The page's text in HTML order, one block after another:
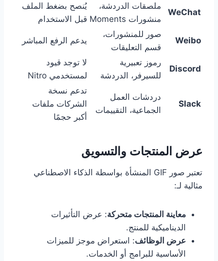
WeChat
ملصقات الدردشة،
منشورات Moments
يُنصح بضغط الملف
قبل الاستخدام
Weibo
صور للمنشورات،
قسم التعليقات
يدعم الرفع المباشر
Discord
رموز تعبيرية
للسيرفر، الدردشة
لا توجد قيود
لمستخدمي Nitro
Slack
دردشات العمل
الجماعية، التقييمات
تدعم نسخة
الشركات ملفات
أكبر حجمًا
عرض المنتجات والتسويق
تعتبر صور GIF المنشأة بواسطة الذكاء الاصطناعي
مثالية لـ:
معاينة المنتجات متحركة: عرض التأثيرات
الديناميكية للمنتج.
عرض الوظائف: استعراض موجز للميزات
الأساسية للبرامج أو الخدمات.